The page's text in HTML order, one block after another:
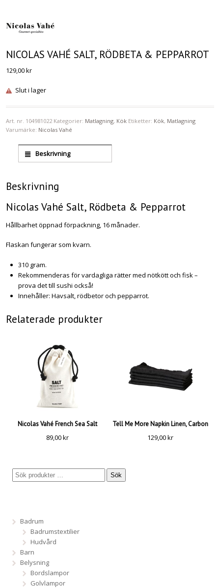
NICOLAS VAHÉ SALT, RÖDBETA & PEPPARROT
129,00kr
Slut i lager
Art. nr. 104981022 Kategorier: Matlagning, Kök Etiketter: Kök, Matlagning
Varumärke: Nicolas Vahé
Beskrivning
Beskrivning
Nicolas Vahé Salt, Rödbeta & Pepparrot
Hållbarhet öppnad förpackning, 16 månader.
Flaskan fungerar som kvarn.
310 gram.
Rekommenderas för vardagliga rätter med nötkött och fisk –
prova det till sushi också!
Innehåller: Havsalt, rödbetor och pepparrot.
Relaterade produkter
Nicolas Vahé French Sea Salt
89,00kr
Tell Me More Napkin Linen, Carbon
129,00kr
Sök
Badrum
Badrumstextilier
Hudvård
Barn
Belysning
Bordslampor
Golvlampor